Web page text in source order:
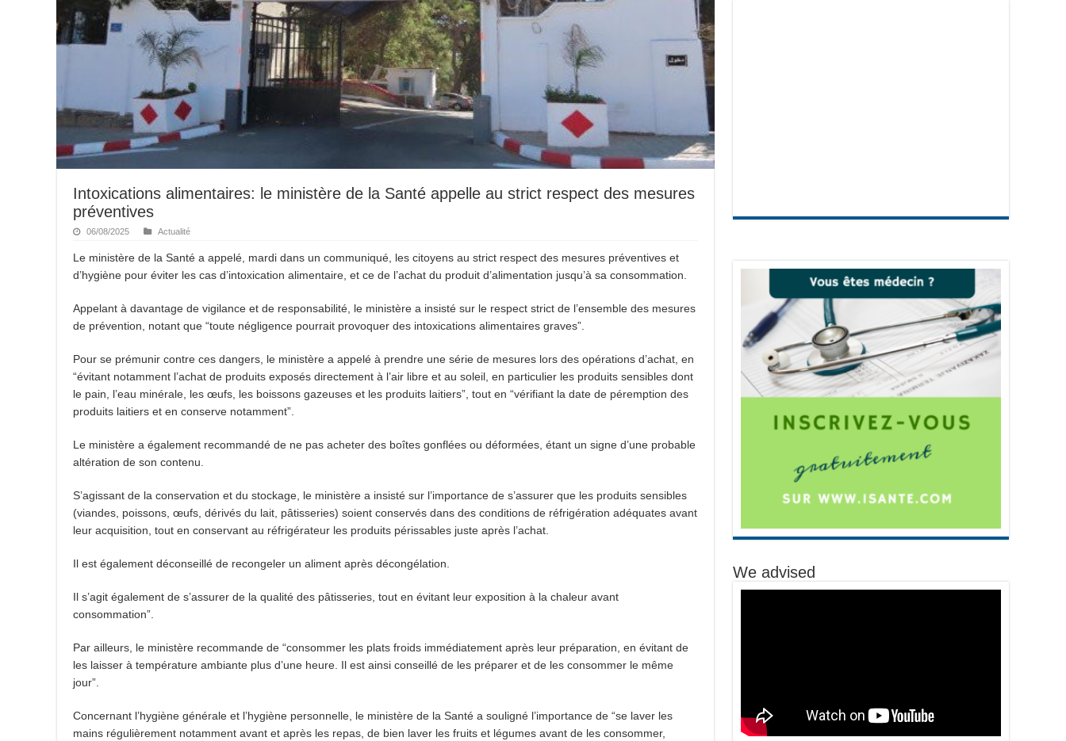
Intoxications alimentaires: le ministère de la Santé appelle au strict respect des mesures
préventives
06/08/2025 Actualité
Le ministère de la Santé a appelé, mardi dans un communiqué, les citoyens au strict respect des mesures préventives et
d’hygiène pour éviter les cas d’intoxication alimentaire, et ce de l’achat du produit d’alimentation jusqu’à sa consommation.
Appelant à davantage de vigilance et de responsabilité, le ministère a insisté sur le respect strict de l’ensemble des mesures
de prévention, notant que “toute négligence pourrait provoquer des intoxications alimentaires graves”.
Pour se prémunir contre ces dangers, le ministère a appelé à prendre une série de mesures lors des opérations d’achat, en
“évitant notamment l’achat de produits exposés directement à l’air libre et au soleil, en particulier les produits sensibles dont
le pain, l’eau minérale, les œufs, les boissons gazeuses et les produits laitiers”, tout en “vérifiant la date de péremption des
produits laitiers et en conserve notamment”.
Le ministère a également recommandé de ne pas acheter des boîtes gonflées ou déformées, étant un signe d’une probable
altération de son contenu.
S’agissant de la conservation et du stockage, le ministère a insisté sur l’importance de s’assurer que les produits sensibles
(viandes, poissons, œufs, dérivés du lait, pâtisseries) soient conservés dans des conditions de réfrigération adéquates avant
leur acquisition, tout en conservant au réfrigérateur les produits périssables juste après l’achat.
Il est également déconseillé de recongeler un aliment après décongélation.
Il s’agit également de s’assurer de la qualité des pâtisseries, tout en évitant leur exposition à la chaleur avant
consommation”.
Par ailleurs, le ministère recommande de “consommer les plats froids immédiatement après leur préparation, en évitant de
les laisser à température ambiante plus d’une heure. Il est ainsi conseillé de les préparer et de les consommer le même
jour”.
Concernant l’hygiène générale et l’hygiène personnelle, le ministère de la Santé a souligné l’importance de “se laver les
mains régulièrement notamment avant et après les repas, de bien laver les fruits et légumes avant de les consommer,
We advised